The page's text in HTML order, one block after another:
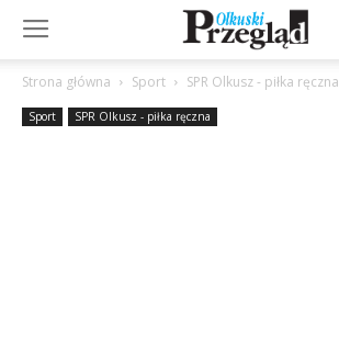
Strona główna Sport SPR Olkusz - piłka ręczna
Sport SPR Olkusz - piłka ręczna